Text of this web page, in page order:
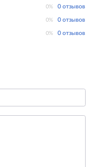
0% 0 отзывов
0% 0 отзывов
0% 0 отзывов